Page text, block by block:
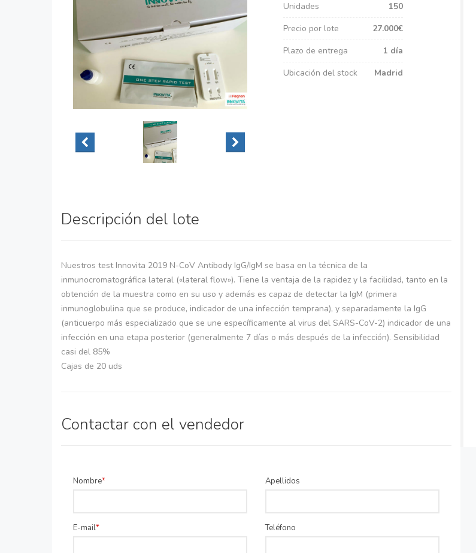
Unidades
150
Precio por lote
27.000€
Plazo de entrega
1 día
Ubicación del stock
Madrid
Descripción del lote
Nuestros test Innovita 2019 N-CoV Antibody IgG/IgM se basa en la técnica de la
inmunocromatográfica lateral («lateral flow»). Tiene la ventaja de la rapidez y la facilidad, tanto en la
obtención de la muestra como en su uso y además es capaz de detectar la IgM (primera
inmunoglobulina que se produce, indicador de una infección temprana), y separadamente la IgG
(anticuerpo más especializado que se une específicamente al virus del SARS-CoV-2) indicador de una
infección en una etapa posterior (generalmente 7 días o más después de la infección). Sensibilidad
casi del 85%
Cajas de 20 uds
Contactar con el vendedor
Nombre Apellidos
E-mail Teléfono